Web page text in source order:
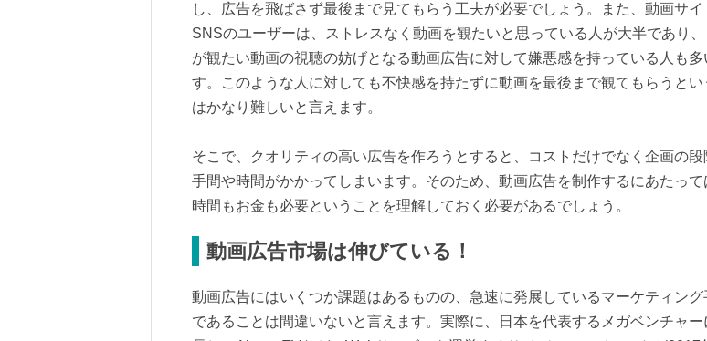
し、広告を飛ばさず最後まで見てもらう工夫が必要でしょう。また、動画サイ
SNSのユーザーは、ストレスなく動画を観たいと思っている人が大半であり
が観たい動画の視聴の妨げとなる動画広告に対して嫌悪感を持っている人も多
す。このような人に対しても不快感を持たずに動画を最後まで観てもらうとい
はかなり難しいと言えます。
そこで、クオリティの高い広告を作ろうとすると、コストだけでなく企画の段
手間や時間がかかってしまいます。そのため、動画広告を制作するにあたって
時間もお金も必要ということを理解しておく必要があるでしょう。
動画広告市場は伸びている！
動画広告にはいくつか課題はあるものの、急速に発展しているマーケティング
であることは間違いないと言えます。実際に、日本を代表するメガベンチャー